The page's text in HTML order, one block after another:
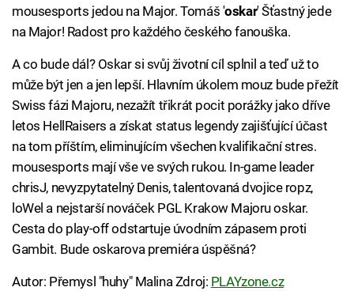
mousesports jedou na Major. Tomáš 'oskar' Šťastný jede
na Major! Radost pro každého českého fanouška.
A co bude dál? Oskar si svůj životní cíl splnil a teď už to
může být jen a jen lepší. Hlavním úkolem mouz bude přežít
Swiss fázi Majoru, nezažít třikrát pocit porážky jako dříve
letos HellRaisers a získat status legendy zajišťující účast
na tom příštím, eliminujícím všechen kvalifikační stres.
mousesports mají vše ve svých rukou. In-game leader
chrisJ, nevyzpytatelný Denis, talentovaná dvojice ropz,
loWel a nejstarší nováček PGL Krakow Majoru oskar.
Cesta do play-off odstartuje úvodním zápasem proti
Gambit. Bude oskarova premiéra úspěšná?
Autor: Přemysl "huhy" Malina Zdroj: PLAYzone.cz